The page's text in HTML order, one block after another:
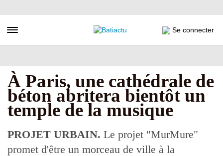
au
principal
Toggle navigation Se connecter
À Paris, une cathédrale de
béton abritera bientôt un
temple de la musique
PROJET URBAIN. Le projet "MurMure"
promet d'être un morceau de ville à la